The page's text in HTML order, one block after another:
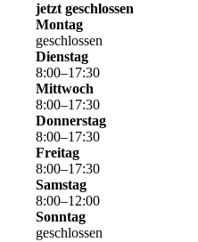
jetzt geschlossen
Montag
geschlossen
Dienstag
8:00–17:30
Mittwoch
8:00–17:30
Donnerstag
8:00–17:30
Freitag
8:00–17:30
Samstag
8:00–12:00
Sonntag
geschlossen